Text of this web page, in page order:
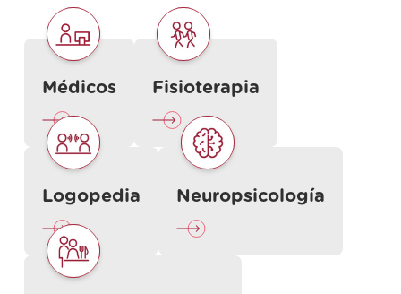
Médicos Fisioterapia
Logopedia Neuropsicología